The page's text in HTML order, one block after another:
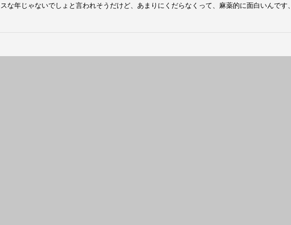
な年じゃないでしょと言われそうだけど、あまりにくだらなくって、麻薬的に面白いんです